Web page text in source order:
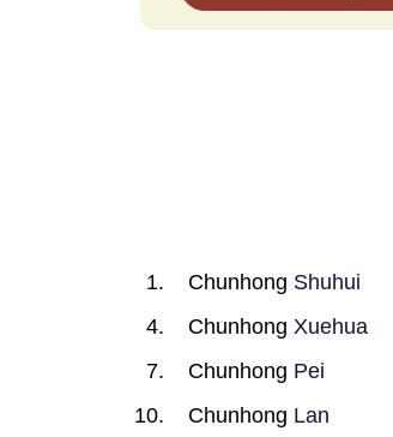
Chunhong Shuhui
Chunhong Xuehua
Chunhong Pei
Chunhong Lan